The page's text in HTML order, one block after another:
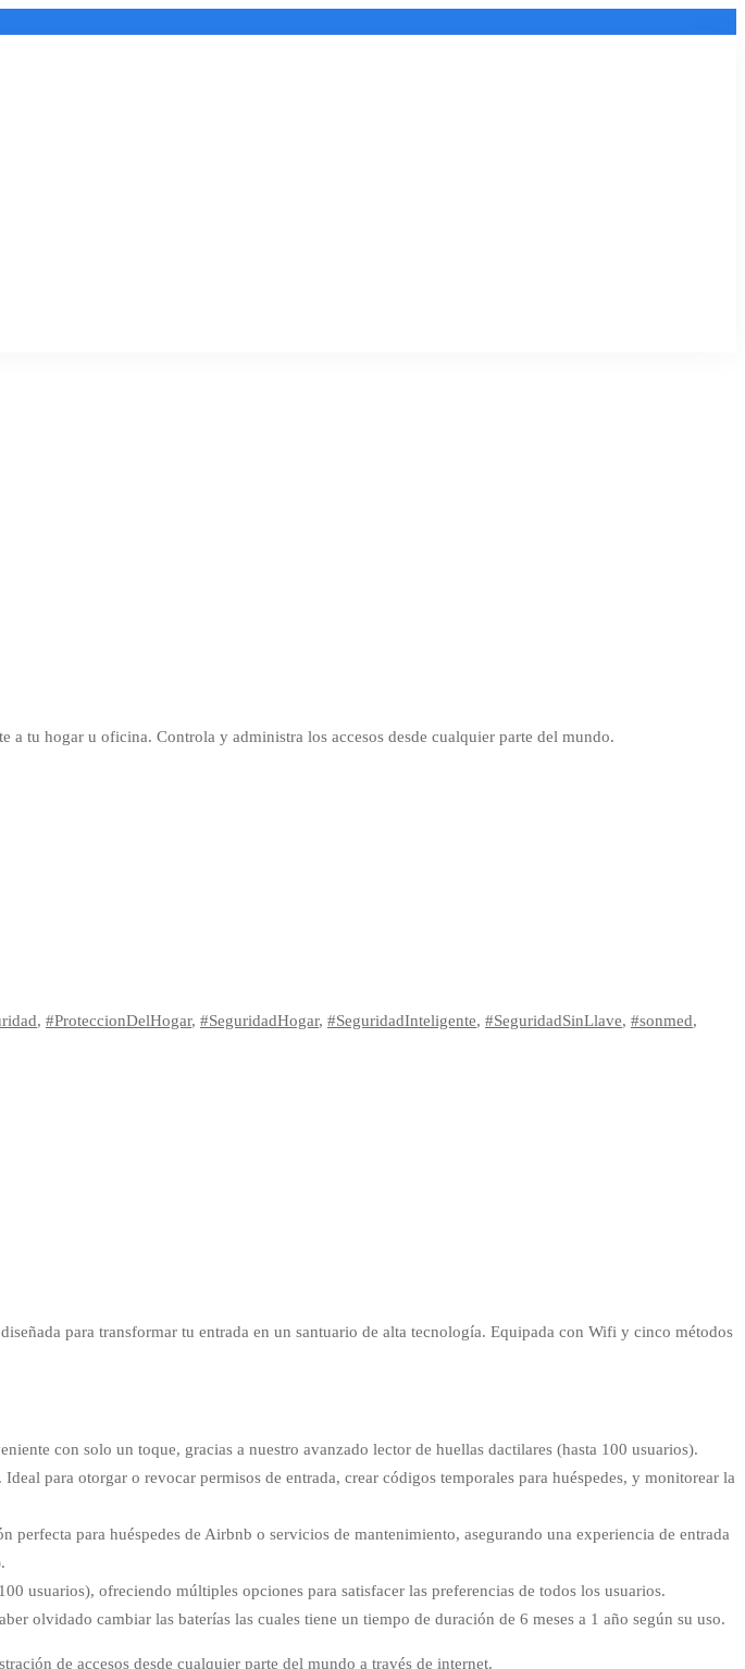
tu hogar u oficina. Controla y administra los accesos desde cualquier parte del mundo.
, #ProteccionDelHogar, #SeguridadHogar, #SeguridadInteligente, #SeguridadSinLlave, #sonmed,
para transformar tu entrada en un santuario de alta tecnología. Equipada con Wifi y cinco métodos
con solo un toque, gracias a nuestro avanzado lector de huellas dactilares (hasta 100 usuarios).
para otorgar o revocar permisos de entrada, crear códigos temporales para huéspedes, y monitorear la
para huéspedes de Airbnb o servicios de mantenimiento, asegurando una experiencia de entrada
usuarios), ofreciendo múltiples opciones para satisfacer las preferencias de todos los usuarios.
olvidado cambiar las baterías las cuales tiene un tiempo de duración de 6 meses a 1 año según su uso.
de accesos desde cualquier parte del mundo a través de internet.